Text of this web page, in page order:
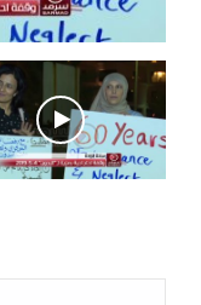
.وقفة احتجاجية
الأحد 5 مايو 2019